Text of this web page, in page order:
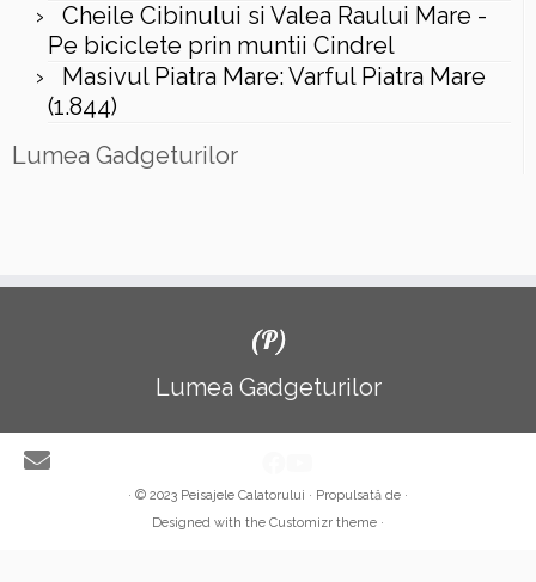
Cheile Cibinului si Valea Raului Mare -
Pe biciclete prin muntii Cindrel
Masivul Piatra Mare: Varful Piatra Mare
(1.844)
Lumea Gadgeturilor
(P)
Lumea Gadgeturilor
· © 2023 Peisajele Calatorului · Propulsată de ·
Designed with the Customizr theme ·